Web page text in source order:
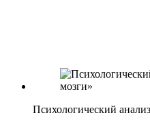
Психологический